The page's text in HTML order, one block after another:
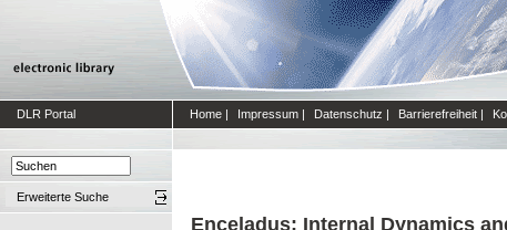
DLR Portal Home | Impressum | Datenschutz | Barrierefreiheit |
Erweiterte Suche
Enceladus: Internal Dynamics